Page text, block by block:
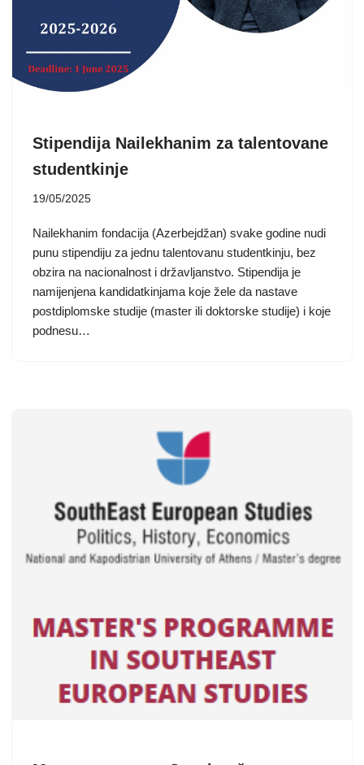
Stipendija Nailekhanim za talentovane
studentkinje
19/05/2025
Nailekhanim fondacija (Azerbejdžan) svake godine nudi
punu stipendiju za jednu talentovanu studentkinju, bez
obzira na nacionalnost i državljanstvo. Stipendija je
namijenjena kandidatkinjama koje žele da nastave
postdiplomske studije (master ili doktorske studije) i koje
podnesu…